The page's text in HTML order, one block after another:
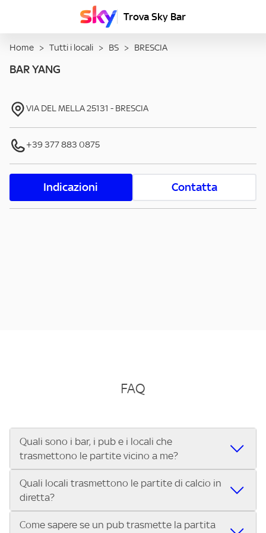
Trova Sky Bar
Home > Tutti i locali > BS > BRESCIA
BAR YANG
VIA DEL MELLA25131 - BRESCIA
+39 377 883 0875
Indicazioni Contatta
FAQ
Quali sono i bar, i pub e i locali che
trasmettono le partite vicino a me?
Se cerchi un bar, pub, ristorante o locale vicino a te per
vedere le partite di Serie A ENILIVE, la Serie C Sky Wifi, la
UEFA Champions League, la UEFA Europa League, la UEFA
Conference League, il Tennis, la Formula 1®, la MotoGP™ e
Quali locali trasmettono le partite di calcio in
diretta?
Vuoi sapere quali bar, pub o ristoranti mostrano le partite
Come sapere se un pub trasmette la partita